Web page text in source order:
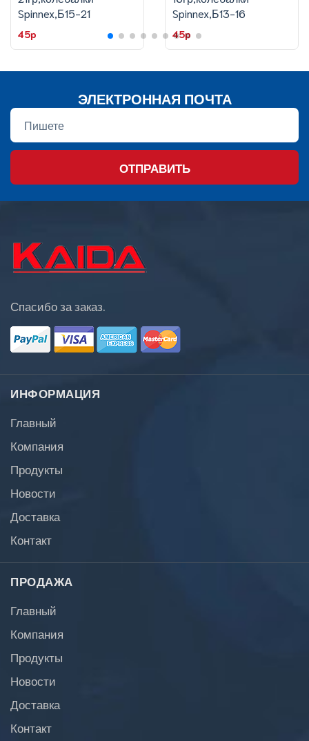
Spinnex,Б15-21
45p
Spinnex,Б13-16
45p
ЭЛЕКТРОННАЯ ПОЧТА
ОТПРАВИТЬ
Спасибо за заказ.
ИНФОРМАЦИЯ
Главный
Компания
Продукты
Новости
Доставка
Контакт
ПРОДАЖА
Главный
Компания
Продукты
Новости
Доставка
Контакт